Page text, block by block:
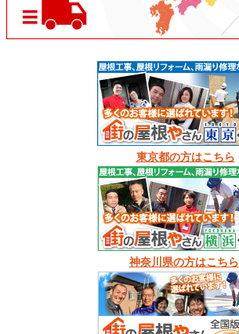
東京都の方はこちら
神奈川県の方はこちら